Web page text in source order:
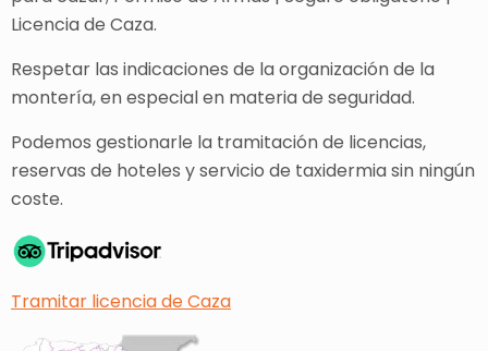
Licencia de Caza.
Respetar las indicaciones de la organización de la
montería, en especial en materia de seguridad.
Podemos gestionarle la tramitación de licencias,
reservas de hoteles y servicio de taxidermia sin ningún
coste.
Tramitar licencia de Caza